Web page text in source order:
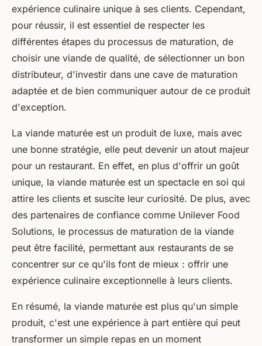
expérience culinaire unique à ses clients. Cependant,
pour réussir, il est essentiel de respecter les
différentes étapes du processus de maturation, de
choisir une viande de qualité, de sélectionner un bon
distributeur, d'investir dans une cave de maturation
adaptée et de bien communiquer autour de ce produit
d'exception.
La viande maturée est un produit de luxe, mais avec
une bonne stratégie, elle peut devenir un atout majeur
pour un restaurant. En effet, en plus d'offrir un goût
unique, la viande maturée est un spectacle en soi qui
attire les clients et suscite leur curiosité. De plus, avec
des partenaires de confiance comme Unilever Food
Solutions, le processus de maturation de la viande
peut être facilité, permettant aux restaurants de se
concentrer sur ce qu'ils font de mieux : offrir une
expérience culinaire exceptionnelle à leurs clients.
En résumé, la viande maturée est plus qu'un simple
produit, c'est une expérience à part entière qui peut
transformer un simple repas en un moment